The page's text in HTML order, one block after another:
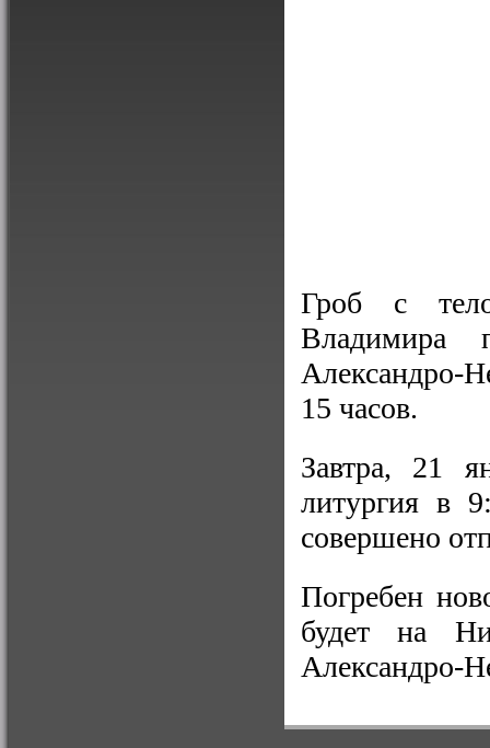
Гроб с
Владимира
Александро-
15 часов.
Завтра, 21
литургия в
совершено
Погребен
будет на
Александро-